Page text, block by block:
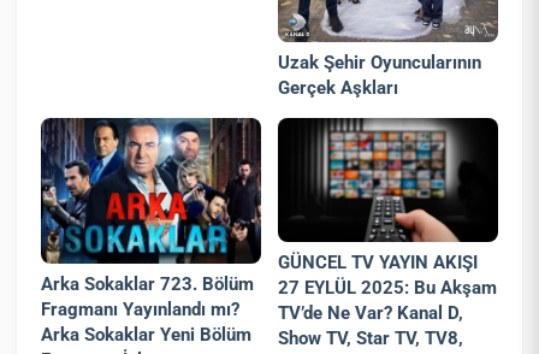
Uzak Şehir Oyuncularının
Gerçek Aşkları
Arka Sokaklar 723. Bölüm
Fragmanı Yayınlandı mı?
Arka Sokaklar Yeni Bölüm
GÜNCEL TV YAYIN AKIŞI
27 EYLÜL 2025: Bu Akşam
TV’de Ne Var? Kanal D,
Show TV, Star TV, TV8,